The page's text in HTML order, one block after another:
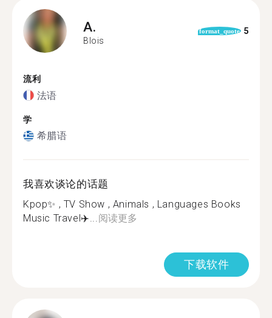
A.
Blois
format_quote 5
流利
法语
学
希腊语
我喜欢谈论的话题
Kpop✨ , TV Show , Animals , Languages Books
Music Travel✈️...阅读更多
下载软件